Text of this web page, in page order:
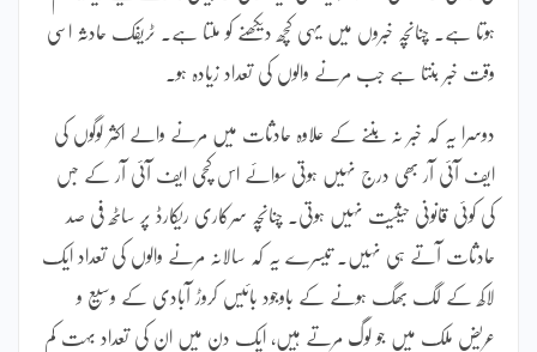
ہوتا ہے۔ چنانچہ خبروں میں یہی کچھ دیکھنے کو ملتا ہے۔ ٹریفک حادثہ اسی
وقت خبر بنتا ہے جب مرنے والوں کی تعداد زیادہ ہو۔
دوسرا یہ کہ خبر نہ بننے کے علاوہ حادثات میں مرنے والے اکثر لوگوں کی
ایف آئی آر بھی درج نہیں ہوتی سوائے اس کچی ایف آئی آر کے جس
کی کوئی قانونی حیثیت نہیں ہوتی۔ چنانچہ سرکاری ریکارڈ پر ساٹھ فی صد
حادثات آتے ہی نہیں۔ تیسرے یہ کہ سالانہ مرنے والوں کی تعداد ایک
لاکھ کے لگ بھگ ہونے کے باوجود بائیس کروڑ آبادی کے وسیع و
عریض ملک میں جو لوگ مرتے ہیں، ایک دن میں ان کی تعداد بہت کم